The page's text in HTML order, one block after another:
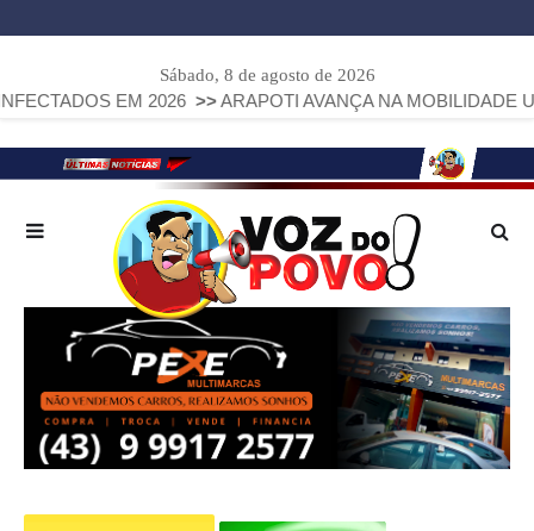
Sábado, 8 de agosto de 2026
EM 2026 >> ARAPOTI AVANÇA NA MOBILIDADE URBANA